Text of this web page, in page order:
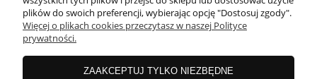
MOJE KONTO
PŁATNOŚCI I DOSTAWA
plików do swoich preferencji, wybierając opcję "Dostosuj zgody".
Więcej o plikach cookies przeczytasz w naszej Polityce
prywatności.
ZAAKCEPTUJ TYLKO NIEZBĘDNE